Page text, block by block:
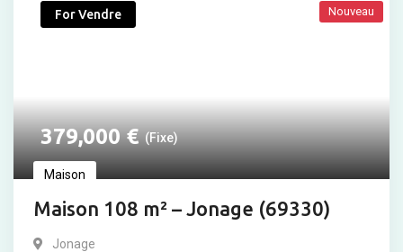
For Vendre
379,000€ (Fixe)
Maison
Maison 108 m² – Jonage (69330)
Nouveau
Jonage